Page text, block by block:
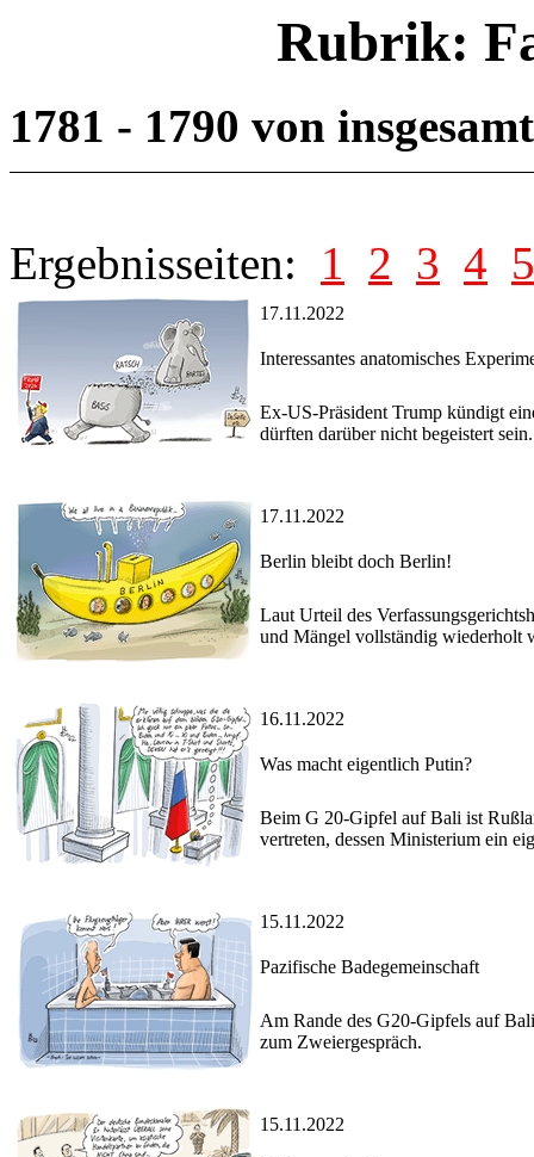
Rubrik:
1781 - 1790 von
Ergebnisseiten: 1 2 3 4 5
17.11.2022
Interessantes anatomisches
Ex-US-Präsident Trump kündigt
dürften darüber nicht begeistert sein.
17.11.2022
Berlin bleibt doch Berlin!
Laut Urteil des
und Mängel vollständig wiederholt
16.11.2022
Was macht eigentlich Putin?
Beim G 20-Gipfel auf Bali ist
vertreten, dessen Ministerium ein
15.11.2022
Pazifische Badegemeinschaft
Am Rande des G20-Gipfels auf
zum Zweiergespräch.
15.11.2022